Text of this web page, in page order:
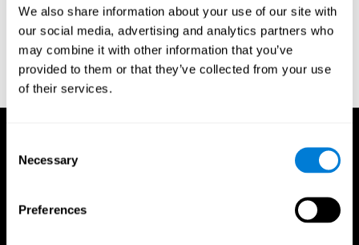
We also share information about your use of our site with
our social media, advertising and analytics partners who
may combine it with other information that you’ve
provided to them or that they’ve collected from your use
of their services.
Selection
Necessary
Preferences
- Third edition administration and scoring manual. San Antonio,
TX: Psychological Corporation.
Wechsler, D. (1945). A standardized memory scale for clinical
use. The Journal of Psychology: Interdisciplinary and Applied,
19(1), 87-95.